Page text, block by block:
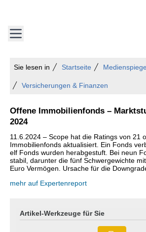
Sie lesen in Startseite
Versicherungen & Finanzen
Offene Immobilienfonds –
2024
11.6.2024 – Scope hat die Ratings von 21
Immobilienfonds aktualisiert. Ein Fonds
elf Fonds wurden herabgestuft. Bei neun
stabil, darunter die fünf Schwergewichte
Euro Vermögen. Ursache für die
mehr auf Expertenreport
Artikel-Werkzeuge für Sie